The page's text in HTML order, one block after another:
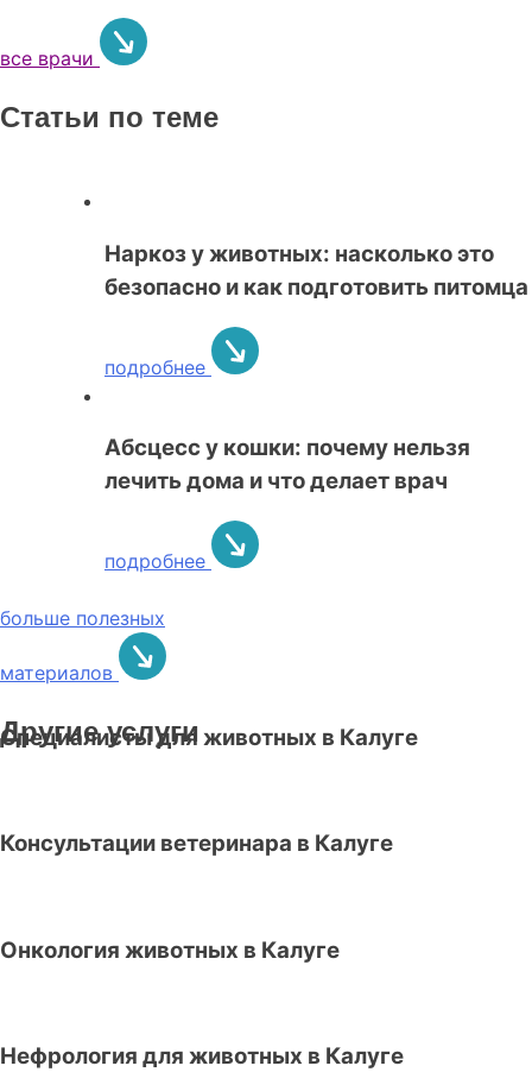
все врачи
Статьи по теме
Наркоз у животных: насколько это
безопасно и как подготовить питомца
подробнее
Абсцесс у кошки: почему нельзя
лечить дома и что делает врач
подробнее
больше полезных
материалов
Другие услуги
Специалисты для животных в Калуге
Консультации ветеринара в Калуге
Онкология животных в Калуге
Нефрология для животных в Калуге